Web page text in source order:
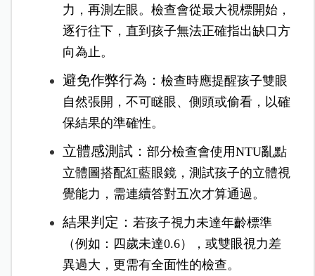
力，再測左眼。檢查會從最大視標開始，
逐行往下，直到孩子無法正確指出缺口方
向為止。
避免作弊行為：檢查時應提醒孩子雙眼
自然張開，不可瞇眼、側頭或偷看，以確
保結果的準確性。
立體感測試：部分檢查會使用NTU亂點
立體圖搭配紅藍眼鏡，測試孩子的立體視
覺能力，需連續答對五次才算通過。
結果判定： 若孩子視力未達年齡標準
（例如：四歲未達0.6），或雙眼視力差
異過大，更需有全面性的檢查。